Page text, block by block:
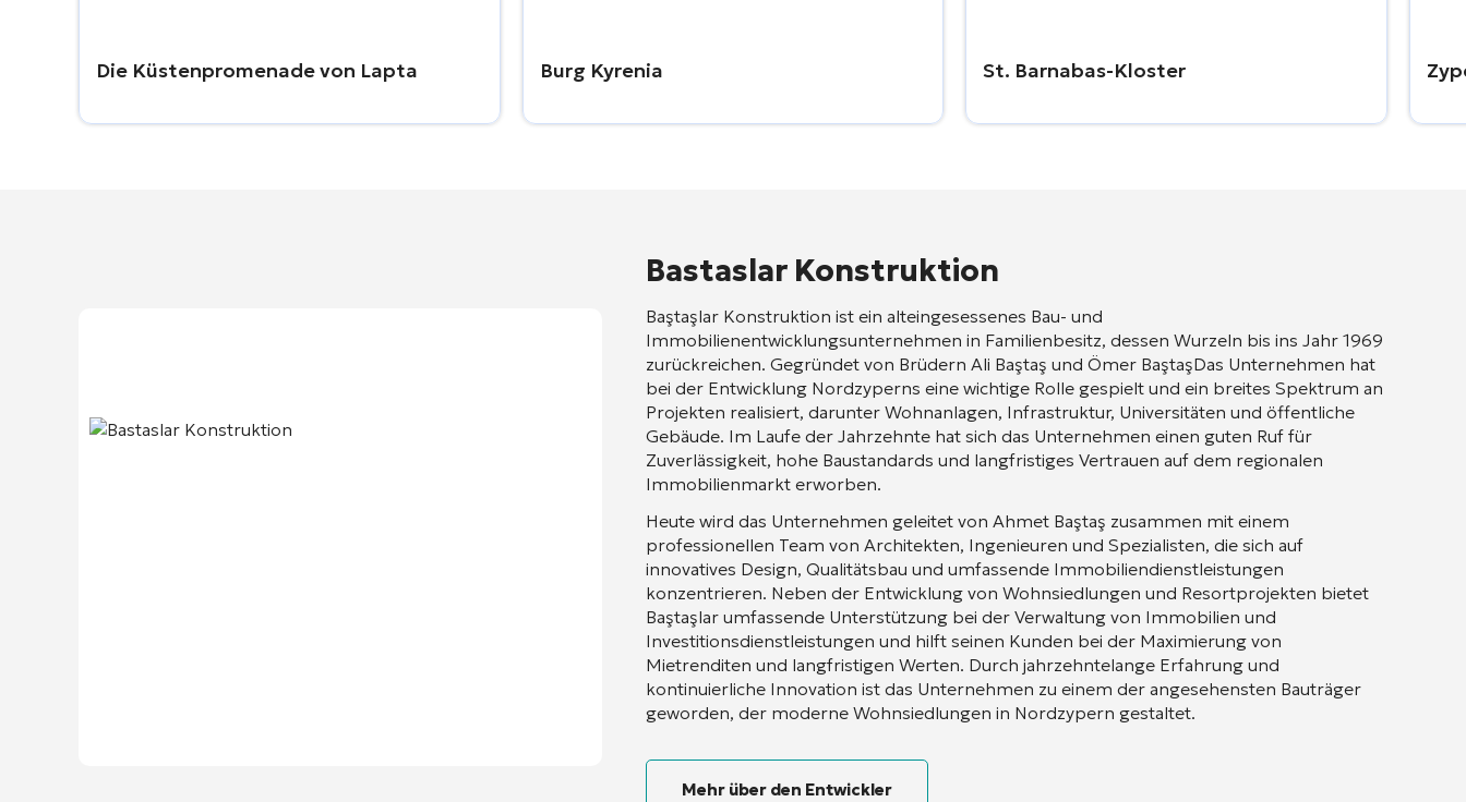
Die Küstenpromenade von Lapta Burg Kyrenia St. Barnabas-Kloster
Bastaslar Konstruktion
Baştaşlar Konstruktion ist ein alteingesessenes Bau- und
Immobilienentwicklungsunternehmen in Familienbesitz, dessen Wurzeln bis ins Jahr 1969
zurückreichen. Gegründet von Brüdern Ali Baştaş und Ömer BaştaşDas Unternehmen hat
bei der Entwicklung Nordzyperns eine wichtige Rolle gespielt und ein breites Spektrum an
Projekten realisiert, darunter Wohnanlagen, Infrastruktur, Universitäten und öffentliche
Gebäude. Im Laufe der Jahrzehnte hat sich das Unternehmen einen guten Ruf für
Zuverlässigkeit, hohe Baustandards und langfristiges Vertrauen auf dem regionalen
Immobilienmarkt erworben.
Heute wird das Unternehmen geleitet von Ahmet Baştaş zusammen mit einem
professionellen Team von Architekten, Ingenieuren und Spezialisten, die sich auf
innovatives Design, Qualitätsbau und umfassende Immobiliendienstleistungen
konzentrieren. Neben der Entwicklung von Wohnsiedlungen und Resortprojekten bietet
Baştaşlar umfassende Unterstützung bei der Verwaltung von Immobilien und
Investitionsdienstleistungen und hilft seinen Kunden bei der Maximierung von
Mietrenditen und langfristigen Werten. Durch jahrzehntelange Erfahrung und
kontinuierliche Innovation ist das Unternehmen zu einem der angesehensten Bauträger
geworden, der moderne Wohnsiedlungen in Nordzypern gestaltet.
Mehr über den Entwickler